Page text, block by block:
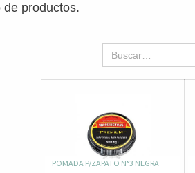
productos.
POMADA P/ZAPATO N°3 NEGRA